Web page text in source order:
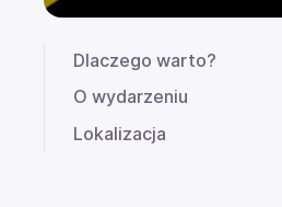
Dlaczego warto?
O wydarzeniu
Lokalizacja